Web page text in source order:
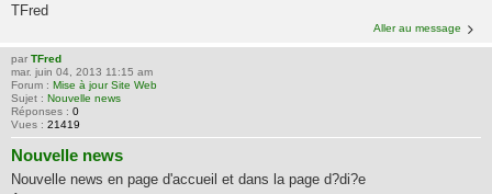
TFred
Aller au message
par TFred
mar. juin 04, 2013 11:15 am
Forum : Mise à jour Site Web
Sujet : Nouvelle news
Réponses : 0
Vues : 21419
Nouvelle news
Nouvelle news en page d'accueil et dans la page d?di?e